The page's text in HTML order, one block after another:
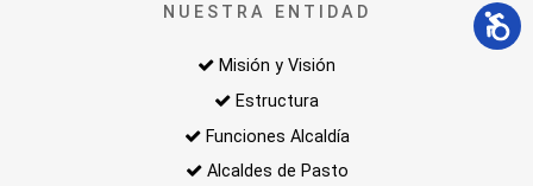
NUESTRA ENTIDAD
Misión y Visión
Estructura
Funciones Alcaldía
Alcaldes de Pasto